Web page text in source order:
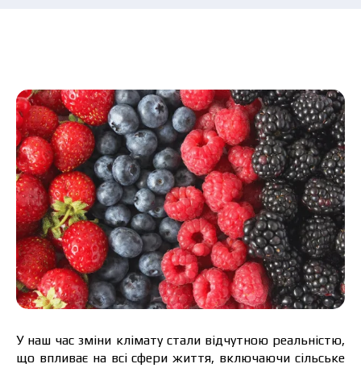
У наш час зміни клімату стали відчутною реальністю,
що впливає на всі сфери життя, включаючи сільське